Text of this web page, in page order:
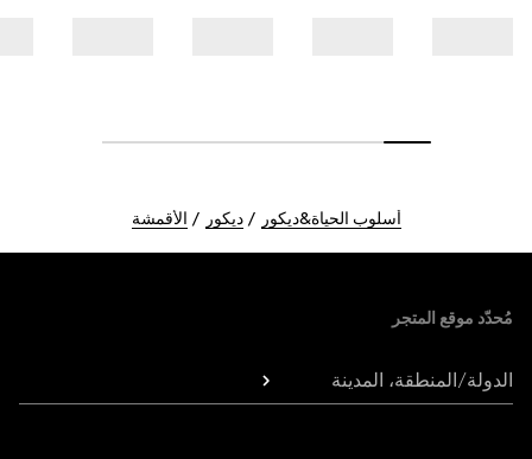
أسلوب الحياة&ديكور ديكور الأقمشة
مُحدّد موقع المتجر
الدولة/المنطقة، المدينة